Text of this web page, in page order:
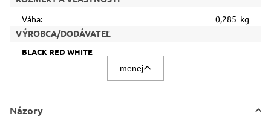
Váha:
0,285 kg
VÝROBCA/DODÁVATEĽ
BLACK RED WHITE
menej
Názory